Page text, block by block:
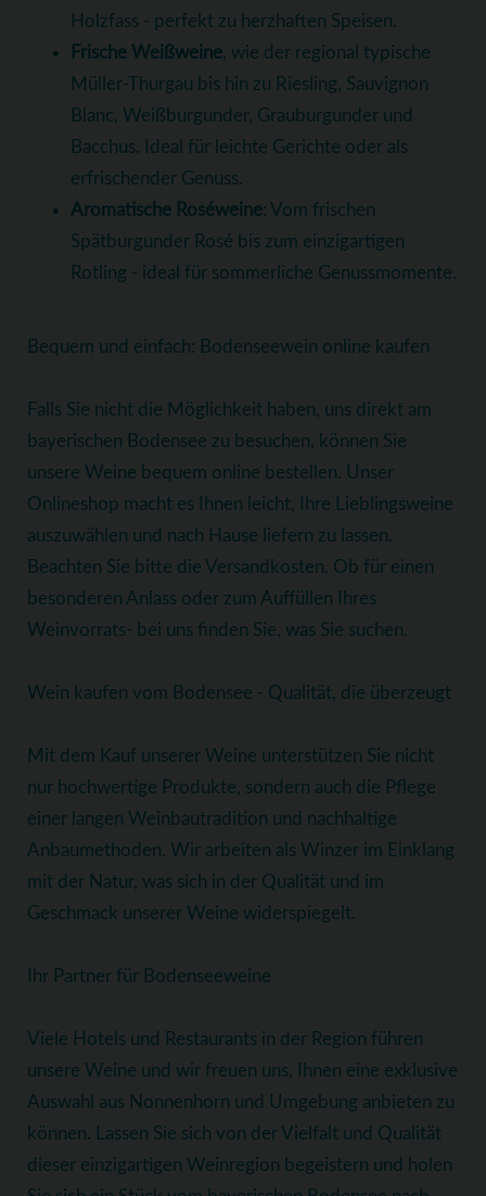
Holzfass - perfekt zu herzhaften Speisen.
Frische Weißweine, wie der regional typische
Müller-Thurgau bis hin zu Riesling, Sauvignon
Blanc, Weißburgunder, Grauburgunder und
Bacchus. Ideal für leichte Gerichte oder als
erfrischender Genuss.
Aromatische Roséweine: Vom frischen
Spätburgunder Rosé bis zum einzigartigen
Rotling - ideal für sommerliche Genussmomente.
Bequem und einfach: Bodenseewein online kaufen
Falls Sie nicht die Möglichkeit haben, uns direkt am
bayerischen Bodensee zu besuchen, können Sie
unsere Weine bequem online bestellen. Unser
Onlineshop macht es Ihnen leicht, Ihre Lieblingsweine
auszuwählen und nach Hause liefern zu lassen.
Beachten Sie bitte die Versandkosten. Ob für einen
besonderen Anlass oder zum Auffüllen Ihres
Weinvorrats- bei uns finden Sie, was Sie suchen.
Wein kaufen vom Bodensee - Qualität, die überzeugt
Mit dem Kauf unserer Weine unterstützen Sie nicht
nur hochwertige Produkte, sondern auch die Pflege
einer langen Weinbautradition und nachhaltige
Anbaumethoden. Wir arbeiten als Winzer im Einklang
mit der Natur, was sich in der Qualität und im
Geschmack unserer Weine widerspiegelt.
Ihr Partner für Bodenseeweine
Viele Hotels und Restaurants in der Region führen
unsere Weine und wir freuen uns, Ihnen eine exklusive
Auswahl aus Nonnenhorn und Umgebung anbieten zu
können. Lassen Sie sich von der Vielfalt und Qualität
dieser einzigartigen Weinregion begeistern und holen